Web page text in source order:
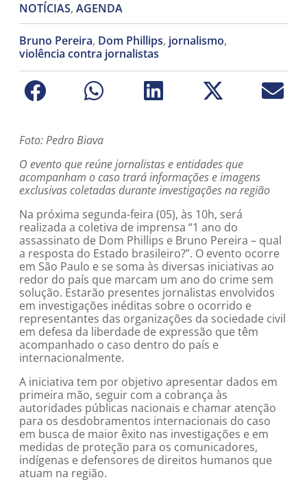
NOTÍCIAS, AGENDA
Bruno Pereira, Dom Phillips, jornalismo,
violência contra jornalistas
Foto: Pedro Biava
O evento que reúne jornalistas e entidades que
acompanham o caso trará informações e imagens
exclusivas coletadas durante investigações na região
Na próxima segunda-feira (05), às 10h, será
realizada a coletiva de imprensa “1 ano do
assassinato de Dom Phillips e Bruno Pereira – qual
a resposta do Estado brasileiro?”. O evento ocorre
em São Paulo e se soma às diversas iniciativas ao
redor do país que marcam um ano do crime sem
solução. Estarão presentes jornalistas envolvidos
em investigações inéditas sobre o ocorrido e
representantes das organizações da sociedade civil
em defesa da liberdade de expressão que têm
acompanhado o caso dentro do país e
internacionalmente.
A iniciativa tem por objetivo apresentar dados em
primeira mão, seguir com a cobrança às
autoridades públicas nacionais e chamar atenção
para os desdobramentos internacionais do caso
em busca de maior êxito nas investigações e em
medidas de proteção para os comunicadores,
indígenas e defensores de direitos humanos que
atuam na região.